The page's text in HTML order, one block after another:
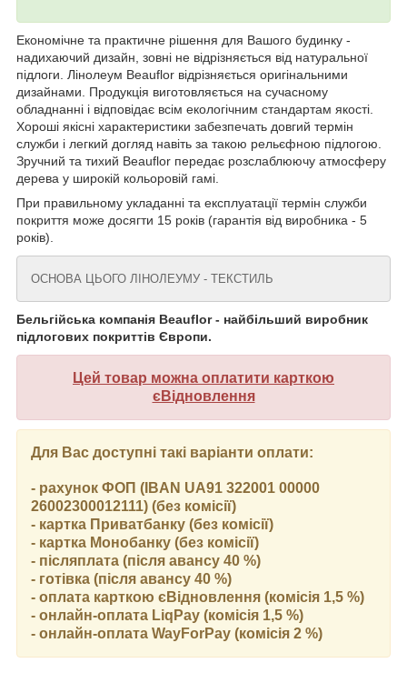
Економічне та практичне рішення для Вашого будинку -
надихаючий дизайн, зовні не відрізняється від натуральної
підлоги. Лінолеум Beauflor відрізняється оригінальними
дизайнами. Продукція виготовляється на сучасному
обладнанні і відповідає всім екологічним стандартам якості.
Хороші якісні характеристики забезпечать довгий термін
служби і легкий догляд навіть за такою рельєфною підлогою.
Зручний та тихий Beauflor передає розслаблюючу атмосферу
дерева у широкій кольоровій гамі.
При правильному укладанні та експлуатації термін служби
покриття може досягти 15 років (гарантія від виробника - 5
років).
ОСНОВА ЦЬОГО ЛІНОЛЕУМУ - ТЕКСТИЛЬ
Бельгійська компанія Beauflor - найбільший виробник
підлогових покриттів Європи.
Цей товар можна оплатити карткою
єВідновлення
Для Вас доступні такі варіанти оплати:
- рахунок ФОП (IBAN UA91 322001 00000
26002300012111) (без комісії)
- картка Приватбанку (без комісії)
- картка Монобанку (без комісії)
- післяплата (після авансу 40 %)
- готівка (після авансу 40 %)
- оплата карткою єВідновлення (комісія 1,5 %)
- онлайн-оплата LiqPay (комісія 1,5 %)
- онлайн-оплата WayForPay (комісія 2 %)